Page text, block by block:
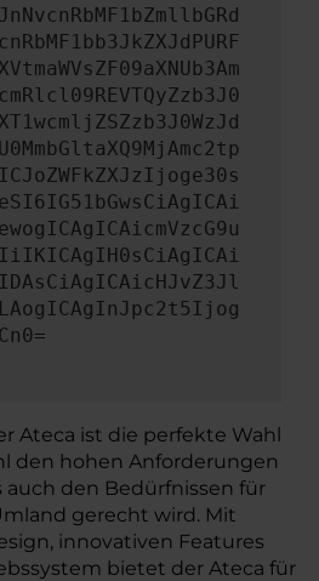
Ateca ist die perfekte Wahl
den hohen Anforderungen
auch den Bedürfnissen für
gerecht wird. Mit
innovativen Features
bietet der Ateca für